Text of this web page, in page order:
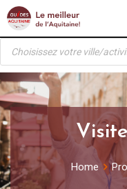
Skip
content
Recherche
produits
Home